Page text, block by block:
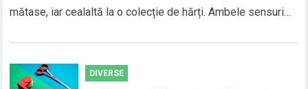
mătase, iar cealaltă la o colecție de hărți. Ambele sensuri…
DIVERSE